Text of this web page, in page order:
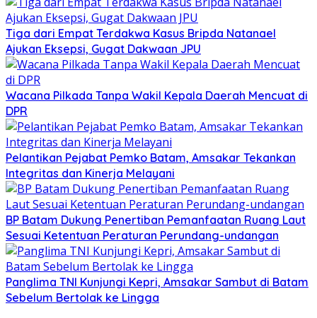
Tiga dari Empat Terdakwa Kasus Bripda Natanael
Ajukan Eksepsi, Gugat Dakwaan JPU
Wacana Pilkada Tanpa Wakil Kepala Daerah Mencuat di
DPR
Pelantikan Pejabat Pemko Batam, Amsakar Tekankan
Integritas dan Kinerja Melayani
BP Batam Dukung Penertiban Pemanfaatan Ruang Laut
Sesuai Ketentuan Peraturan Perundang-undangan
Panglima TNI Kunjungi Kepri, Amsakar Sambut di Batam
Sebelum Bertolak ke Lingga